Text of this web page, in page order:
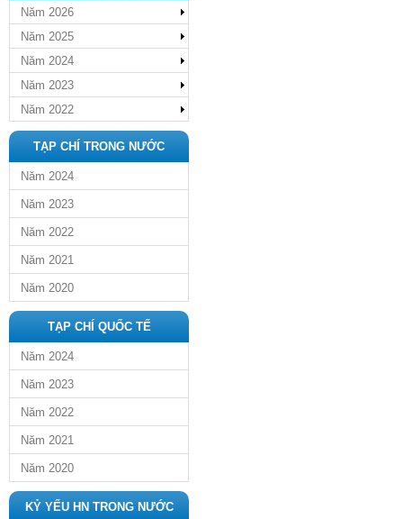
Năm 2026
Năm 2025
Năm 2024
Năm 2023
Năm 2022
TẠP CHÍ TRONG NƯỚC
Năm 2024
Năm 2023
Năm 2022
Năm 2021
Năm 2020
TẠP CHÍ QUỐC TẾ
Năm 2024
Năm 2023
Năm 2022
Năm 2021
Năm 2020
KỶ YẾU HN TRONG NƯỚC